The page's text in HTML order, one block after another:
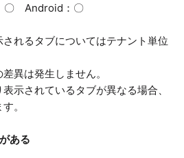
〇 Android：〇
れるタブについてはテナント単位
異は発生しません。
示されているタブが異なる場合、
。
ある